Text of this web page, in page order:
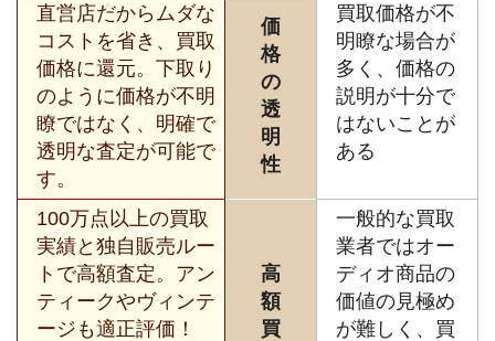
直営店だからムダな
コストを省き、買取
価格に還元。下取り
のように価格が不明
瞭ではなく、明確で
透明な査定が可能で
す。
価
格
の
透
明
性
買取価格が不
明瞭な場合が
多く、価格の
説明が十分で
はないことが
ある
100万点以上の買取
実績と独自販売ルー
トで高額査定。アン
ティークやヴィンテ
ージも適正評価！
高
額
買
一般的な買取
業者ではオー
ディオ商品の
価値の見極め
が難しく、買